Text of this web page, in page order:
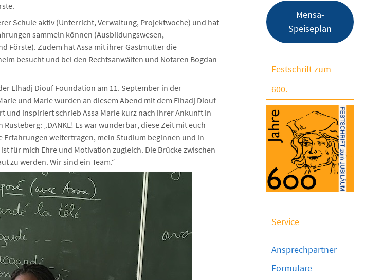
Schule aktiv (Unterricht, Verwaltung, Projektwoche) und hat
sammeln können (Ausbildungswesen,
Förste). Zudem hat Assa mit ihrer Gastmutter die
besucht und bei den Rechtsanwälten und Notaren Bogdan
Elhadj Diouf Foundation am 11. September in der
und Marie wurden an diesem Abend mit dem Elhadj Diouf
und inspiriert schrieb Assa Marie kurz nach ihrer Ankunft in
„DANKE! Es war wunderbar, diese Zeit mit euch
Erfahrungen weitertragen, mein Studium beginnen und in
für mich Ehre und Motivation zugleich. Die Brücke zwischen
zu werden. Wir sind ein Team.“
Mensa-
Speiseplan
Festschrift zum
600.
Service
Ansprechpartner
Formulare